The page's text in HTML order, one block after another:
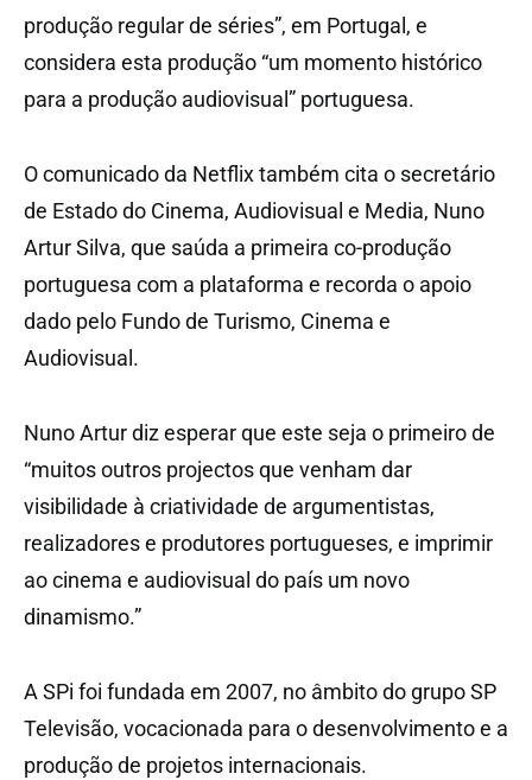
produção regular de séries”, em Portugal, e
considera esta produção “um momento histórico
para a produção audiovisual” portuguesa.
O comunicado da Netflix também cita o secretário
de Estado do Cinema, Audiovisual e Media, Nuno
Artur Silva, que saúda a primeira co-produção
portuguesa com a plataforma e recorda o apoio
dado pelo Fundo de Turismo, Cinema e
Audiovisual.
Nuno Artur diz esperar que este seja o primeiro de
“muitos outros projectos que venham dar
visibilidade à criatividade de argumentistas,
realizadores e produtores portugueses, e imprimir
ao cinema e audiovisual do país um novo
dinamismo.”
A SPi foi fundada em 2007, no âmbito do grupo SP
Televisão, vocacionada para o desenvolvimento e a
produção de projetos internacionais.